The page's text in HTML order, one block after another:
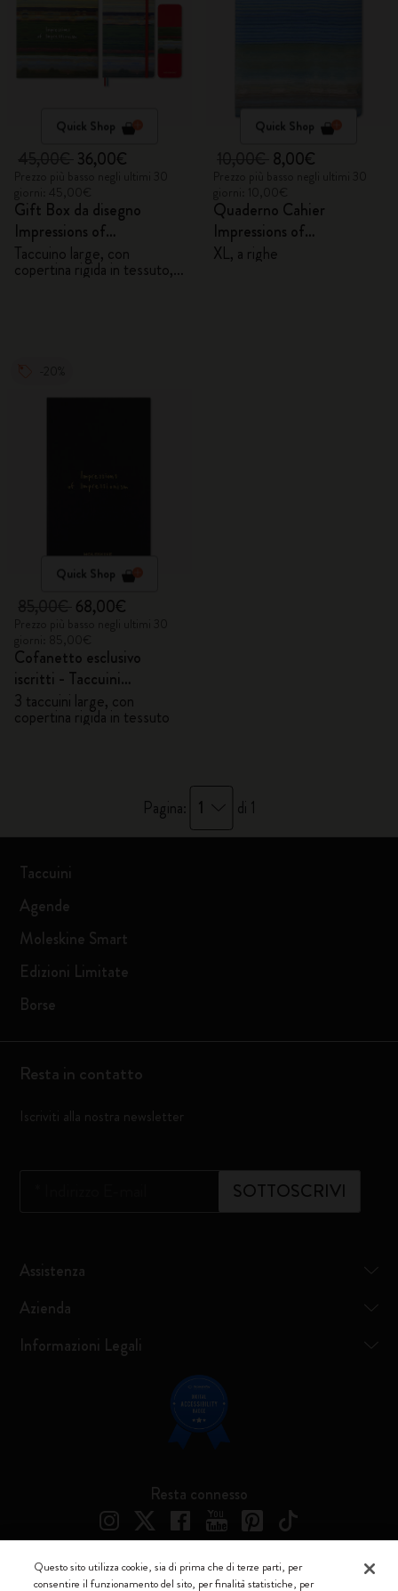
Quick Shop
36,00€
Gift Box da disegno
Impressions of
Impressionism
Taccuino large, con
copertina rigida in tessuto,
pagine bianche e 6 matite
Quick Shop
8,00€
Quaderno Cahier
Impressions of
Impressionism
XL, a righe
Quick Shop
68,00€
Cofanetto esclusivo
iscritti - Taccuini
Impressions of
Impressionism
3 taccuini large, con
copertina rigida in tessuto
Pagina: 1 di 1
Taccuini
Agende
Moleskine Smart
Edizioni Limitate
Borse
Resta in contatto
Iscriviti alla nostra newsletter
SOTTOSCRIVI
Assistenza
Azienda
Informazioni Legali
Resta connesso
Moleskine ® è un marchio registrato di Moleskine Srl a socio unico
Questo sito utilizza cookie, sia di prima che di terze parti, per
consentire il funzionamento del sito, per finalità statistiche, per